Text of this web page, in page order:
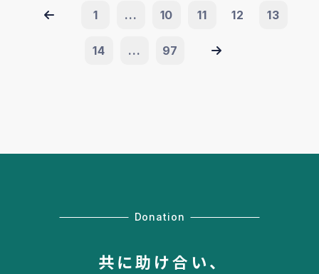
1 ... 10 11 12 13
14 ... 97
Donation
共に助け合い、